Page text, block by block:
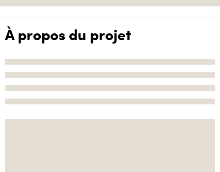
À propos du projet